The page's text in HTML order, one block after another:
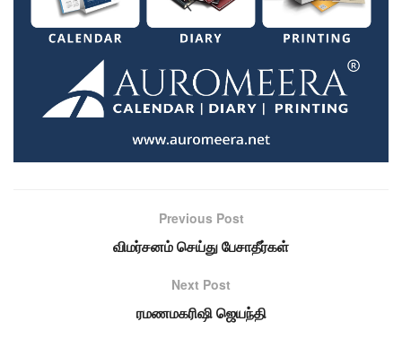
Previous Post
விமர்சனம் செய்து பேசாதீர்கள்
Next Post
ரமணமகரிஷி ஜெயந்தி